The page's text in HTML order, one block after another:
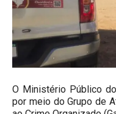
O Ministério Público
por meio do Grupo de